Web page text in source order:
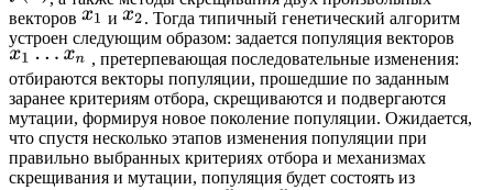
векторов
и
. Тогда типичный генетический алгоритм
устроен следующим образом: задается популяция векторов
, претерпевающая последовательные изменения:
отбираются векторы популяции, прошедшие по заданным
заранее критериям отбора, скрещиваются и подвергаются
мутации, формируя новое поколение популяции. Ожидается,
что спустя несколько этапов изменения популяции при
правильно выбранных критериях отбора и механизмах
скрещивания и мутации, популяция будет состоять из